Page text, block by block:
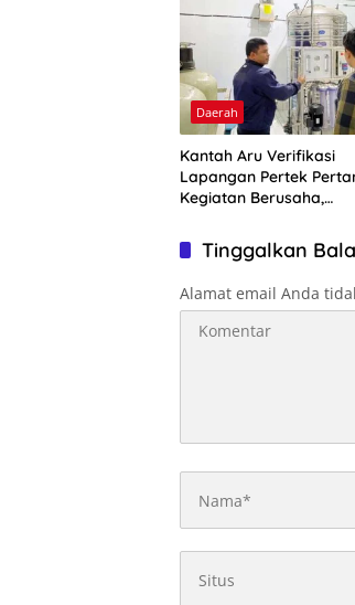
Daerah
Kantah Aru Verifikasi
Lapangan Pertek
Kegiatan Berusaha,
Tinggalkan
Alamat email Anda